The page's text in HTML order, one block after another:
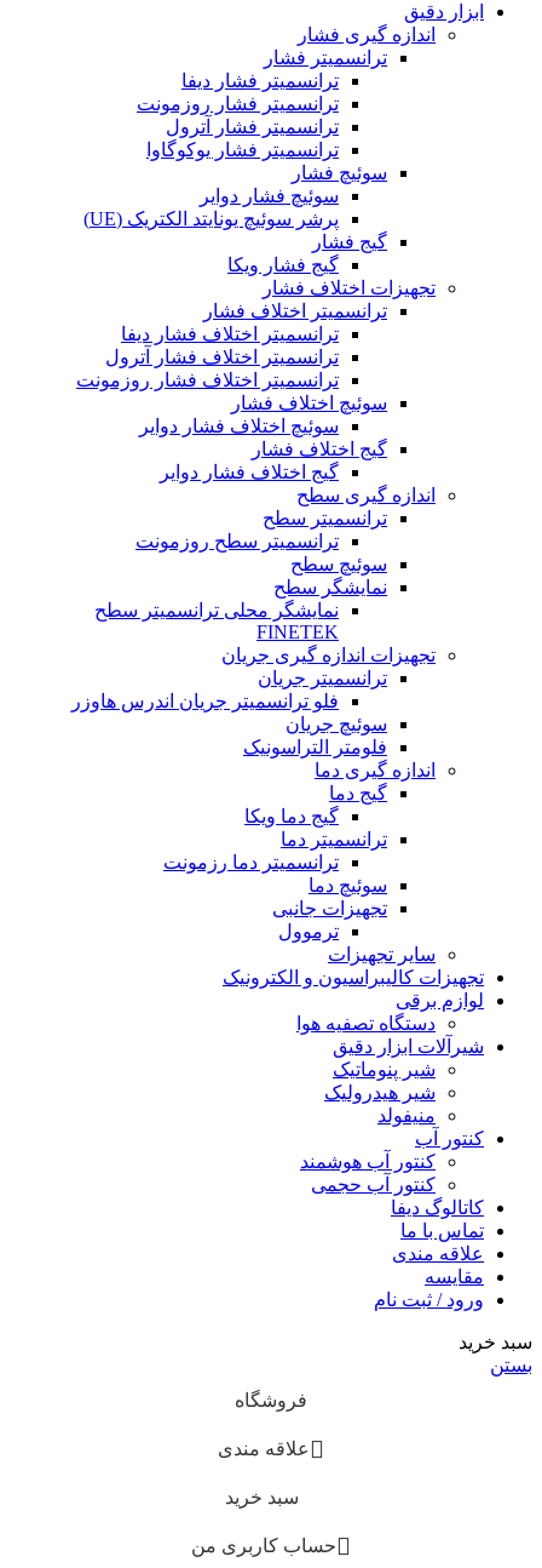
ابزار دقیق
اندازه گیری فشار
ترانسمیتر فشار
ترانسمیتر فشار دیفا
ترانسمیتر فشار روزمونت
ترانسمیتر فشار آترول
ترانسمیتر فشار یوکوگاوا
سوئیچ فشار
سوئیچ فشار دوایر
پرشر سوئیچ یونایتد الکتریک (UE)
گیج فشار
گیج فشار ویکا
تجهیزات اختلاف فشار
ترانسمیتر اختلاف فشار
ترانسمیتر اختلاف فشار دیفا
ترانسمیتر اختلاف فشار آترول
ترانسمیتر اختلاف فشار روزمونت
سوئیچ اختلاف فشار
سوئیچ اختلاف فشار دوایر
گیج اختلاف فشار
گیج اختلاف فشار دوایر
اندازه گیری سطح
ترانسمیتر سطح
ترانسمیتر سطح روزمونت
سوئیچ سطح
نمایشگر سطح
نمایشگر محلی ترانسمیتر سطح
FINETEK
تجهیزات اندازه گیری جریان
ترانسمیتر جریان
فلو ترانسمیتر جریان اندرس هاوزر
سوئیچ جریان
فلومتر التراسونیک
اندازه گیری دما
گیج دما
گیج دما ویکا
ترانسمیتر دما
ترانسمیتر دما رزمونت
سوئیچ دما
تجهیزات جانبی
ترموول
سایر تجهیزات
تجهیزات کالیبراسیون و الکترونیک
لوازم برقی
دستگاه تصفیه هوا
شیرآلات ابزار دقیق
شیر پنوماتیک
شیر هیدرولیک
منیفولد
کنتور آب
کنتور آب هوشمند
کنتور آب حجمی
کاتالوگ دیفا
تماس با ما
علاقه مندی
مقایسه
ورود / ثبت نام
سبد خرید
بستن
فروشگاه
علاقه مندی
سبد خرید
حساب کاربری من